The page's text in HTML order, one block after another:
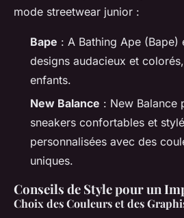
mode streetwear junior :
Bape : A Bathing Ape (Bape)
designs audacieux et
enfants.
New Balance : New Balance
sneakers confortables et
personnalisées avec des
uniques.
Conseils de Style pour un
Choix des Couleurs et des